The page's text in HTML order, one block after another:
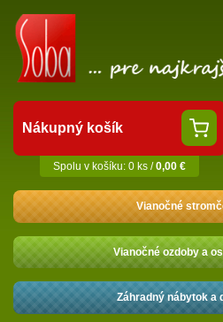
Nákupný košík
Spolu v košíku: 0 ks /0,00 €
Vianočné
Vianočné ozdoby a
Záhradný nábytok a